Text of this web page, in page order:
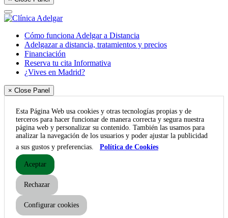
Cómo funciona Adelgar a Distancia
Adelgazar a distancia, tratamientos y precios
Financiación
Reserva tu cita Informativa
¿Vives en Madrid?
× Close Panel
Esta Página Web usa cookies y otras tecnologías propias y de
terceros para hacer funcionar de manera correcta y segura nuestra
página web y personalizar su contenido. También las usamos para
analizar la navegación de los usuarios y poder ajustar la publicidad
a sus gustos y preferencias.
Política de Cookies
Aceptar
Rechazar
Configurar cookies